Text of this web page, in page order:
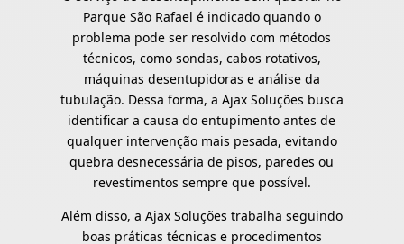
Parque São Rafael é indicado quando o
problema pode ser resolvido com métodos
técnicos, como sondas, cabos rotativos,
máquinas desentupidoras e análise da
tubulação. Dessa forma, a Ajax Soluções busca
identificar a causa do entupimento antes de
qualquer intervenção mais pesada, evitando
quebra desnecessária de pisos, paredes ou
revestimentos sempre que possível.
Além disso, a Ajax Soluções trabalha seguindo
boas práticas técnicas e procedimentos